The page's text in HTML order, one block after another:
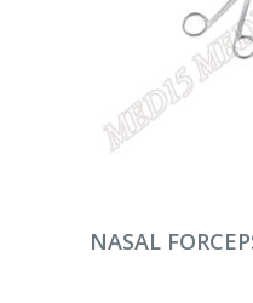
DEVAMINI OKU
NASAL